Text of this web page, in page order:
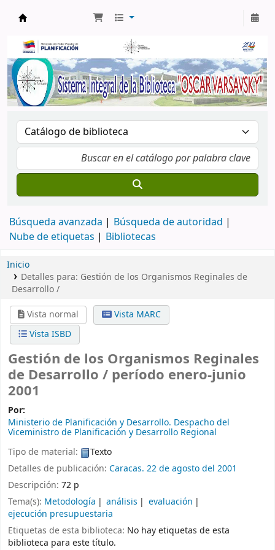
Búsqueda avanzada
Búsqueda de autoridad
Nube de etiquetas
Bibliotecas
Inicio
Detalles para: Gestión de los Organismos Reginales de
Desarrollo /
Vista normal
Vista MARC
Vista ISBD
Gestión de los Organismos Reginales
de Desarrollo / período enero-junio
2001
Por:
Ministerio de Planificación y Desarrollo. Despacho del
Viceministro de Planificación y Desarrollo Regional
Tipo de material:
Texto
Detalles de publicación: Caracas. 22 de agosto del 2001
Descripción: 72 p
Tema(s): Metodología análisis
evaluación
ejecución presupuestaria
Etiquetas de esta biblioteca: No hay etiquetas de esta
biblioteca para este título.